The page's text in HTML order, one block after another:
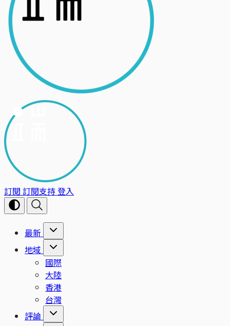
訂閱 訂閱支持登入
最新
地域
國際
大陸
香港
台灣
評論